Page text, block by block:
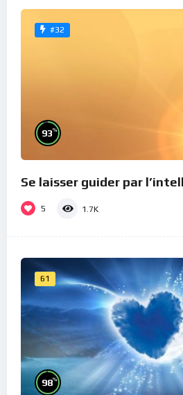
#32
93%
Se laisser guider par
5 1.7K
61
98%